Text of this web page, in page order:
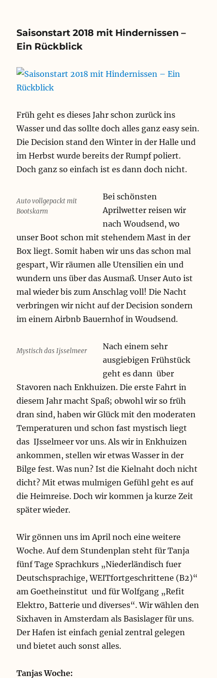
Saisonstart 2018 mit Hindernissen –
Ein Rückblick
Früh geht es dieses Jahr schon zurück ins
Wasser und das sollte doch alles ganz easy sein.
Die Decision stand den Winter in der Halle und
im Herbst wurde bereits der Rumpf poliert.
Doch ganz so einfach ist es dann doch nicht.
Auto vollgepackt mit
Bootskarm
Bei schönsten
Aprilwetter reisen wir
nach Woudsend, wo
unser Boot schon mit stehendem Mast in der
Box liegt. Somit haben wir uns das schon mal
gespart, Wir räumen alle Utensilien ein und
wundern uns über das Ausmaß. Unser Auto ist
mal wieder bis zum Anschlag voll! Die Nacht
verbringen wir nicht auf der Decision sondern
im einem Airbnb Bauernhof in Woudsend.
Mystisch das Ijsselmeer
Nach einem sehr
ausgiebigen Frühstück
geht es dann über
Stavoren nach Enkhuizen. Die erste Fahrt in
diesem Jahr macht Spaß; obwohl wir so früh
dran sind, haben wir Glück mit den moderaten
Temperaturen und schon fast mystisch liegt
das IJsselmeer vor uns. Als wir in Enkhuizen
ankommen, stellen wir etwas Wasser in der
Bilge fest. Was nun? Ist die Kielnaht doch nicht
dicht? Mit etwas mulmigen Gefühl geht es auf
die Heimreise. Doch wir kommen ja kurze Zeit
später wieder.
Wir gönnen uns im April noch eine weitere
Woche. Auf dem Stundenplan steht für Tanja
fünf Tage Sprachkurs „Niederländisch fuer
Deutschsprachige, WEITfortgeschrittene (B2)“
am Goetheinstitut und für Wolfgang „Refit
Elektro, Batterie und diverses“. Wir wählen den
Sixhaven in Amsterdam als Basislager für uns.
Der Hafen ist einfach genial zentral gelegen
und bietet auch sonst alles.
Tanjas Woche: